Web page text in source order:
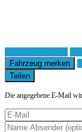
Fahrzeug merken
Teilen
Die angegebene E-Mail